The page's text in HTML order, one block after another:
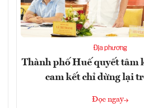
Địa phương
Thành phố Huế quyết tâm
cam kết chỉ dừng lại
Đọc ngay